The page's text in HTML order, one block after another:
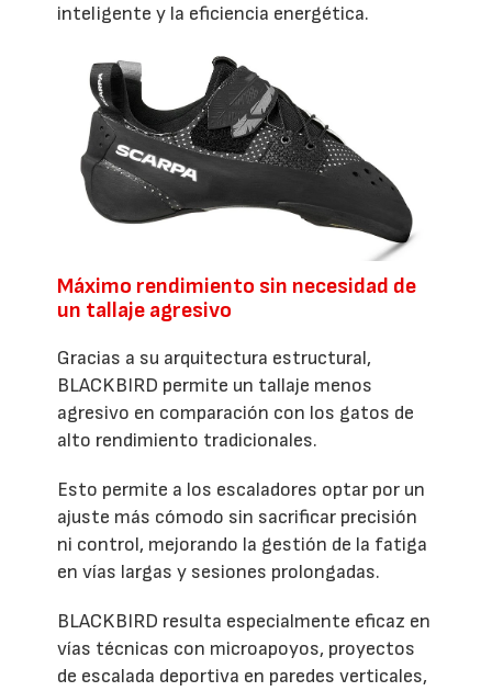
inteligente y la eficiencia energética.
Máximo rendimiento sin necesidad de
un tallaje agresivo
Gracias a su arquitectura estructural,
BLACKBIRD permite un tallaje menos
agresivo en comparación con los gatos de
alto rendimiento tradicionales.
Esto permite a los escaladores optar por un
ajuste más cómodo sin sacrificar precisión
ni control, mejorando la gestión de la fatiga
en vías largas y sesiones prolongadas.
BLACKBIRD resulta especialmente eficaz en
vías técnicas con microapoyos, proyectos
de escalada deportiva en paredes verticales,